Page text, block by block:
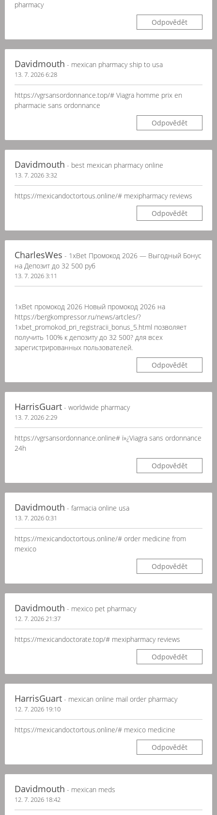
pharmacy
Odpovědět
Davidmouth - mexican pharmacy ship to usa
13. 7. 2026 6:28
https://vgrsansordonnance.top/# Viagra homme prix en
pharmacie sans ordonnance
Odpovědět
Davidmouth - best mexican pharmacy online
13. 7. 2026 3:32
https://mexicandoctortous.online/# mexipharmacy reviews
Odpovědět
CharlesWes - 1xBet Промокод 2026 — Выгодный Бонус
на Депозит до 32 500 руб
13. 7. 2026 3:11
1xBet промокод 2026 Новый промокод 2026 на
https://bergkompressor.ru/news/artcles/?
1xbet_promokod_pri_registracii_bonus_5.html позволяет
получить 100% к депозиту до 32 500? для всех
зарегистрированных пользователей.
Odpovědět
HarrisGuart - worldwide pharmacy
13. 7. 2026 2:29
https://vgrsansordonnance.online# ï»¿Viagra sans ordonnance
24h
Odpovědět
Davidmouth - farmacia online usa
13. 7. 2026 0:31
https://mexicandoctortous.online/# order medicine from
mexico
Odpovědět
Davidmouth - mexico pet pharmacy
12. 7. 2026 21:37
https://mexicandoctorate.top/# mexipharmacy reviews
Odpovědět
HarrisGuart - mexican online mail order pharmacy
12. 7. 2026 19:10
https://mexicandoctortous.online/# mexico medicine
Odpovědět
Davidmouth - mexican meds
12. 7. 2026 18:42